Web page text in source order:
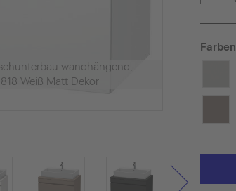
wandhängend,
Weiß Matt Dekor
Farben